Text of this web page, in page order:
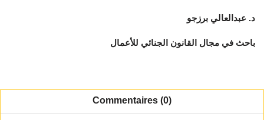
د. عبدالعالي برزجو
باحث في مجال القانون الجنائي للأعمال
Commentaires (0)